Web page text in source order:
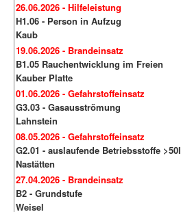
26.06.2026 - Hilfeleistung
H1.06 - Person in Aufzug
Kaub
19.06.2026 - Brandeinsatz
B1.05 Rauchentwicklung im Freien
Kauber Platte
01.06.2026 - Gefahrstoffeinsatz
G3.03 - Gasausströmung
Lahnstein
08.05.2026 - Gefahrstoffeinsatz
G2.01 - auslaufende Betriebsstoffe >50l
Nastätten
27.04.2026 - Brandeinsatz
B2 - Grundstufe
Weisel